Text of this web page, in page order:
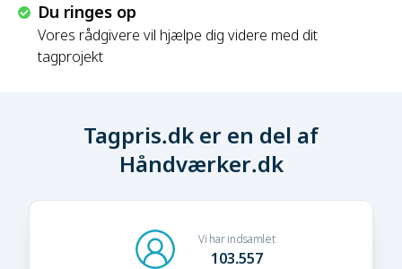
Du ringes op
Vores rådgivere vil hjælpe dig videre med dit
tagprojekt
Tagpris.dk er en del af
Håndværker.dk
Vi har indsamlet
103.557